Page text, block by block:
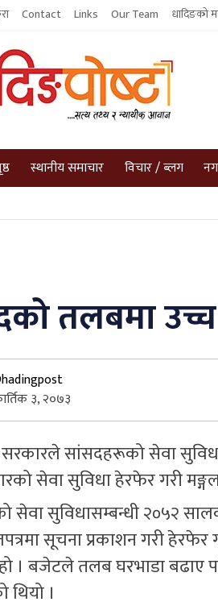
Contact Links Our Team धादिङको
स्थानीय समाचार विचार / ब्लग
तलबमा उच्च
३, २०७३
सांसदहरूको सेवा
सेवा सुविधा हेरफेर गरी
सेवा सुविधासम्बन्धी २०५२
सूचना प्रकाशन गरी
। बजेटले तलब घरभाडा बढाए
थियो ।